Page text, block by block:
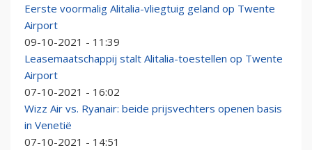
Eerste voormalig Alitalia-vliegtuig geland op Twente
Airport
09-10-2021 - 11:39
Leasemaatschappij stalt Alitalia-toestellen op Twente
Airport
07-10-2021 - 16:02
Wizz Air vs. Ryanair: beide prijsvechters openen basis
in Venetië
07-10-2021 - 14:51